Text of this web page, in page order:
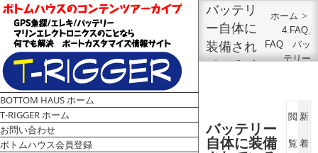
BOTTOM HAUS ホーム
T-RIGGER ホーム
お問い合わせ
ボトムハウス会員登録
バッテリ
ー自体に
装備され
ているイ
好・要充
電を色の
ホーム >
4.FAQ,
FAQ バッ
テリー
されている
インジケー
ター（良
e
w
バッテリー
自体に装備
閲
覧
新
着